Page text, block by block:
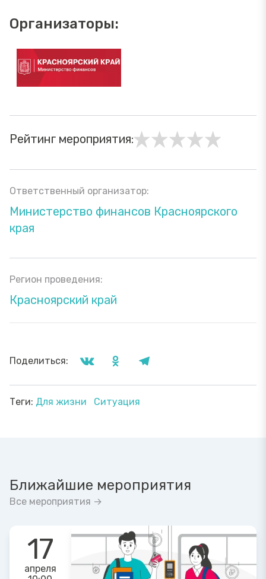
Организаторы:
Рейтинг мероприятия:
Ответственный организатор:
Министерство финансов Красноярского
края
Регион проведения:
Красноярский край
Поделиться:
Теги: Для жизни Ситуация
Ближайшие мероприятия
Все мероприятия →
17
апреля